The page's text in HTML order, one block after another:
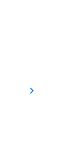
navigate_next